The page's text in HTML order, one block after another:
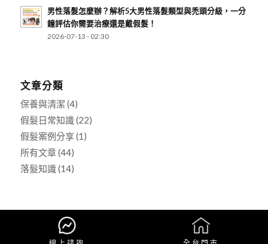
男性落髮怎麼辦？解析5大男性落髮類型與禿頭分級，一分
鐘評估你需要治療還是戴假髮！
2026-07-13 - 02:30
文章分類
保養與清潔 (4)
假髮日常知識(22)
假髮案例分享 (1)
所有文章(44)
落髮知識(14)
Copyright © 2025 W.RICH 假髮專科 All Rights Reserved. - made by